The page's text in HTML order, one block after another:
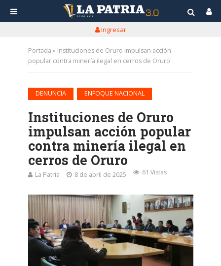
Ingresar
Portada » Instituciones de Oruro impulsan acción
popular contra minería ilegal en cerros de Oruro
DENUNCIA ENFOQUE NACIONAL
Instituciones de Oruro
impulsan acción popular
contra minería ilegal en
cerros de Oruro
La Patria 8 de abril de 2025 61 Vistas